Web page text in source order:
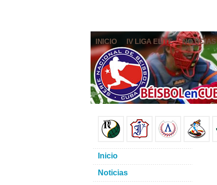
INICIO IV LIGA ELITE NOTICIAS
Inicio
Noticias